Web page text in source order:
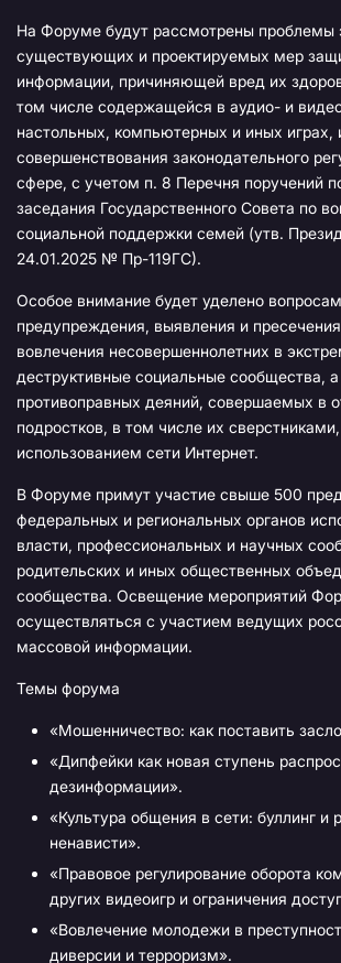
На Форуме будут рассмотрены проблемы
существующих и проектируемых мер
информации, причиняющей вред их
том числе содержащейся в аудио- и
настольных, компьютерных и иных играх,
совершенствования законодательного
сфере, с учетом п. 8 Перечня поручений
заседания Государственного Совета по
социальной поддержки семей (утв.
24.01.2025 № Пр-119ГС).
Особое внимание будет уделено вопросам
предупреждения, выявления и
вовлечения несовершеннолетних в
деструктивные социальные сообщества,
противоправных деяний, совершаемых в
подростков, в том числе их
использованием сети Интернет.
В Форуме примут участие свыше 500
федеральных и региональных органов
власти, профессиональных и научных
родительских и иных общественных
сообщества. Освещение мероприятий
осуществляться с участием ведущих
массовой информации.
Темы форума
«Мошенничество: как поставить
«Дипфейки как новая ступень
дезинформации».
«Культура общения в сети: буллинг и
ненависти».
«Правовое регулирование оборота
других видеоигр и ограничения
«Вовлечение молодежи в
диверсии и терроризм».